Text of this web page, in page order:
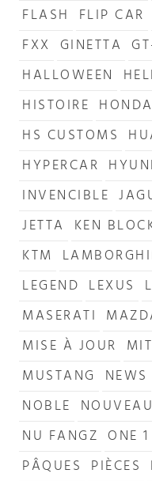
FLASH FLIP CAR
FXX GINETTA
HALLOWEEN
HISTOIRE HONDA
HS CUSTOMS
HYPERCAR
INVENCIBLE
JETTA KEN
KTM
LEGEND LEXUS
MASERATI
MISE À JOUR
MUSTANG NEWS
NOBLE
NU FANGZ ONE 1
PÂQUES PIÈCES